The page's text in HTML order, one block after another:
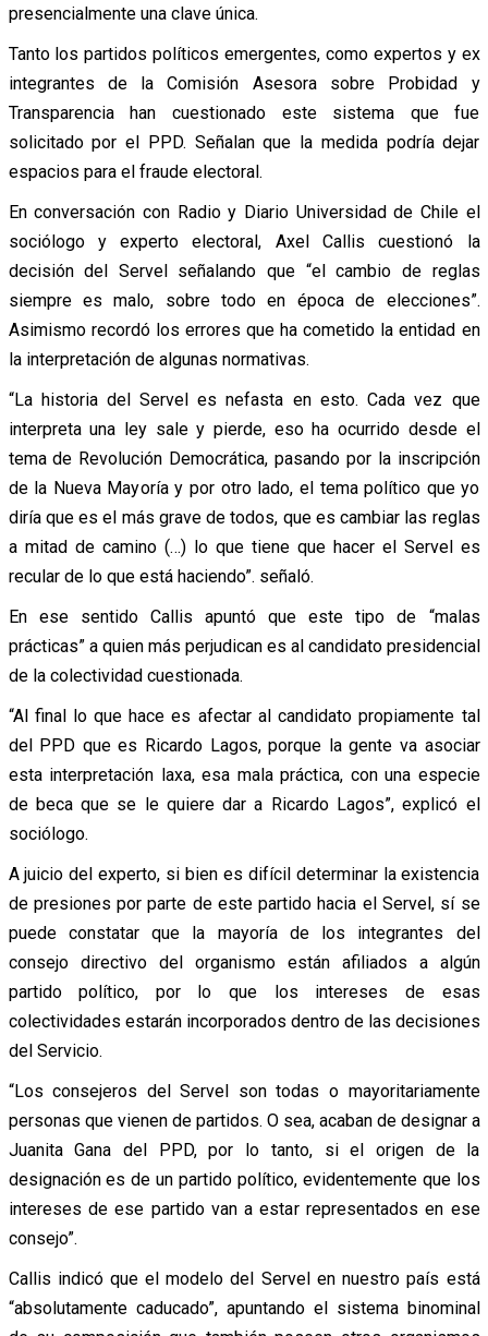
presencialmente una clave única.
Tanto los partidos políticos emergentes, como expertos y ex
integrantes de la Comisión Asesora sobre Probidad y
Transparencia han cuestionado este sistema que fue
solicitado por el PPD. Señalan que la medida podría dejar
espacios para el fraude electoral.
En conversación con Radio y Diario Universidad de Chile el
sociólogo y experto electoral, Axel Callis cuestionó la
decisión del Servel señalando que “el cambio de reglas
siempre es malo, sobre todo en época de elecciones”.
Asimismo recordó los errores que ha cometido la entidad en
la interpretación de algunas normativas.
“La historia del Servel es nefasta en esto. Cada vez que
interpreta una ley sale y pierde, eso ha ocurrido desde el
tema de Revolución Democrática, pasando por la inscripción
de la Nueva Mayoría y por otro lado, el tema político que yo
diría que es el más grave de todos, que es cambiar las reglas
a mitad de camino (…) lo que tiene que hacer el Servel es
recular de lo que está haciendo”. señaló.
En ese sentido Callis apuntó que este tipo de “malas
prácticas” a quien más perjudican es al candidato presidencial
de la colectividad cuestionada.
“Al final lo que hace es afectar al candidato propiamente tal
del PPD que es Ricardo Lagos, porque la gente va asociar
esta interpretación laxa, esa mala práctica, con una especie
de beca que se le quiere dar a Ricardo Lagos”, explicó el
sociólogo.
A juicio del experto, si bien es difícil determinar la existencia
de presiones por parte de este partido hacia el Servel, sí se
puede constatar que la mayoría de los integrantes del
consejo directivo del organismo están afiliados a algún
partido político, por lo que los intereses de esas
colectividades estarán incorporados dentro de las decisiones
del Servicio.
“Los consejeros del Servel son todas o mayoritariamente
personas que vienen de partidos. O sea, acaban de designar a
Juanita Gana del PPD, por lo tanto, si el origen de la
designación es de un partido político, evidentemente que los
intereses de ese partido van a estar representados en ese
consejo”.
Callis indicó que el modelo del Servel en nuestro país está
“absolutamente caducado”, apuntando el sistema binominal